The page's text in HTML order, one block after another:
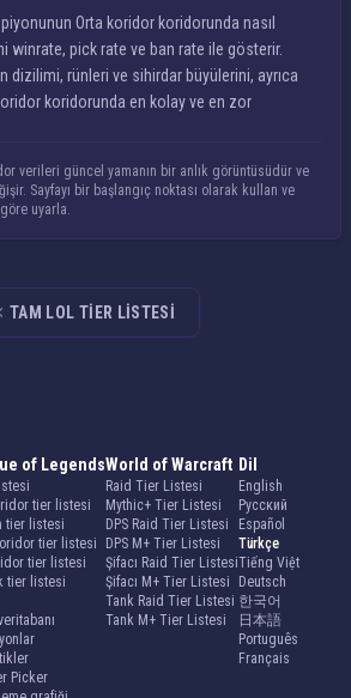
Orta koridor koridorunda nasıl
winrate, pick rate ve ban rate ile gösterir.
dizilimi, rünleri ve sihirdar büyülerini, ayrıca
koridorunda en kolay ve en zor
verileri güncel yamanın bir anlık görüntüsüdür ve
Sayfayı bir başlangıç noktası olarak kullan ve
uyarla.
TAM LOL TIER LISTESI
of Legends
tier listesi
tier listesi
tier listesi
tier listesi
tier listesi
Picker
World of Warcraft
Raid Tier Listesi
Mythic+ Tier Listesi
DPS Raid Tier Listesi
DPS M+ Tier Listesi
Şifacı Raid Tier Listesi
Şifacı M+ Tier Listesi
Tank Raid Tier Listesi
Tank M+ Tier Listesi
Dil
English
Русский
Español
Türkçe
Tiếng Việt
Deutsch
한국어
日本語
Português
Français